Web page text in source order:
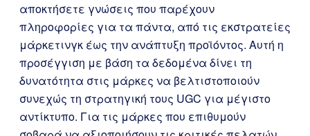
αποκτήσετε γνώσεις που παρέχουν
πληροφορίες για τα πάντα, από τις εκστρατείες
μάρκετινγκ έως την ανάπτυξη προϊόντος. Αυτή η
προσέγγιση με βάση τα δεδομένα δίνει τη
δυνατότητα στις μάρκες να βελτιστοποιούν
συνεχώς τη στρατηγική τους UGC για μέγιστο
αντίκτυπο. Για τις μάρκες που επιθυμούν